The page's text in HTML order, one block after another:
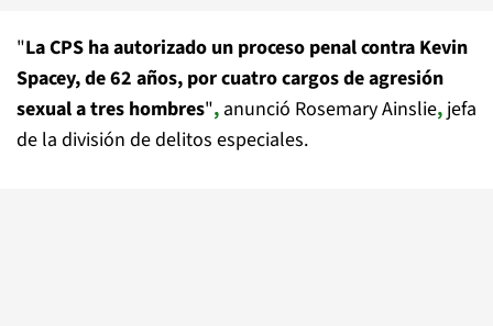
"La CPS ha autorizado un proceso penal contra Kevin
Spacey, de 62 años, por cuatro cargos de agresión
sexual a tres hombres", anunció Rosemary Ainslie, jefa
de la división de delitos especiales.